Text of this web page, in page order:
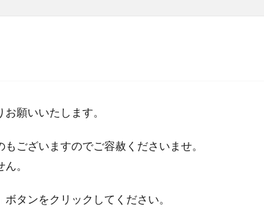
願いいたします。
ございますのでご容赦くださいませ。
。
タンをクリックしてください。